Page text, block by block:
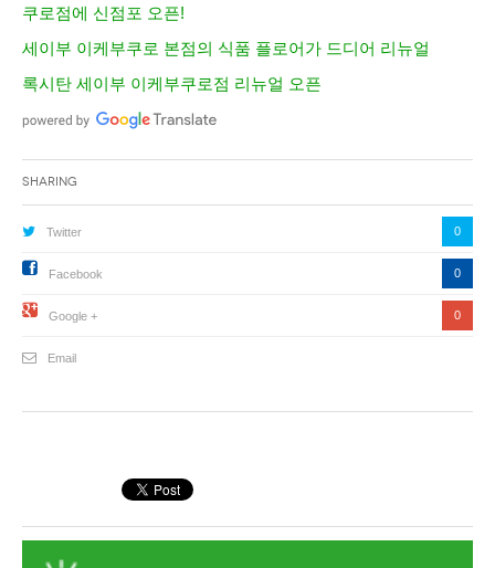
쿠로점에 신점포 오픈!
세이부 이케부쿠로 본점의 식품 플로어가 드디어 리뉴얼
록시탄 세이부 이케부쿠로점 리뉴얼 오픈
Sharing
Twitter 0
Facebook 0
Google + 0
Email